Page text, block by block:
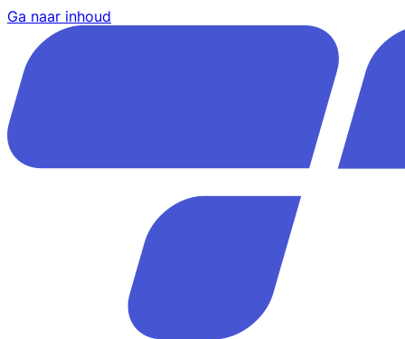
Ga naar inhoud